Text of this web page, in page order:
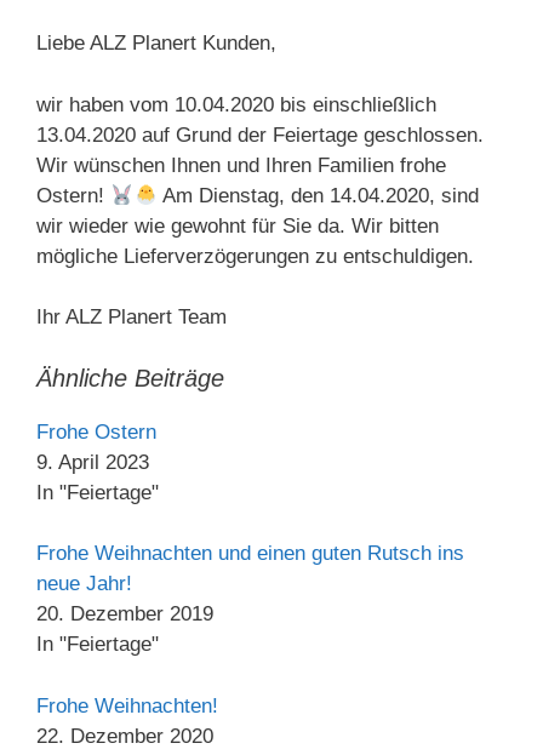
Liebe ALZ Planert Kunden,
wir haben vom 10.04.2020 bis einschließlich
13.04.2020 auf Grund der Feiertage geschlossen.
Wir wünschen Ihnen und Ihren Familien frohe
Ostern!
Am Dienstag, den 14.04.2020, sind
wir wieder wie gewohnt für Sie da. Wir bitten
mögliche Lieferverzögerungen zu entschuldigen.
Ihr ALZ Planert Team
Ähnliche Beiträge
Frohe Ostern
9. April 2023
In "Feiertage"
Frohe Weihnachten und einen guten Rutsch ins
neue Jahr!
20. Dezember 2019
In "Feiertage"
Frohe Weihnachten!
22. Dezember 2020